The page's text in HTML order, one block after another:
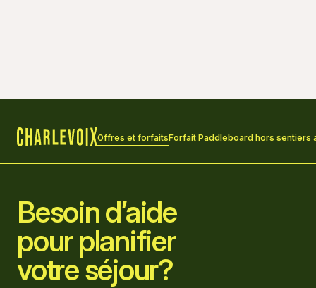
Offres et forfaitsForfait Paddleboard hors sentiers
Besoin d’aide
pour planifier
votre séjour?